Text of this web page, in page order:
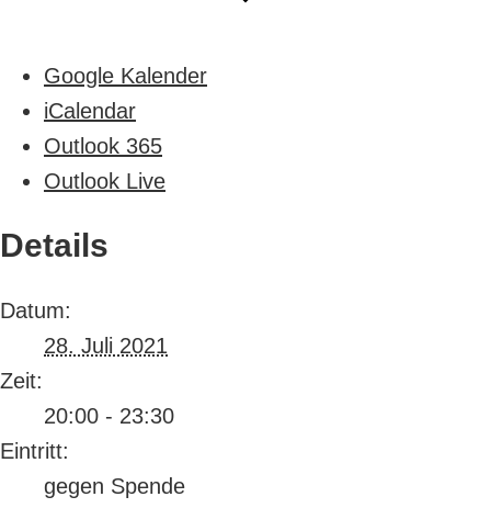
Google Kalender
iCalendar
Outlook 365
Outlook Live
Details
Datum:
28. Juli 2021
Zeit:
20:00 - 23:30
Eintritt:
gegen Spende